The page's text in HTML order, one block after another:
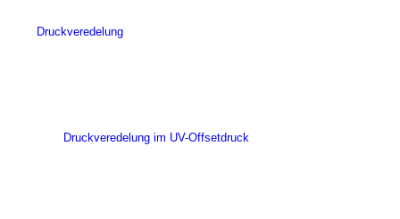
Druckveredelung
Druckveredelung im UV-Offsetdruck